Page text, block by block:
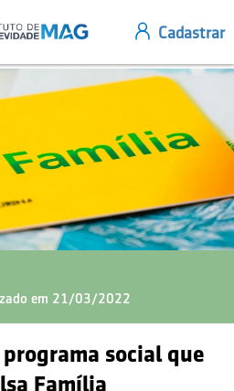
em 21/03/2022
social que
Família